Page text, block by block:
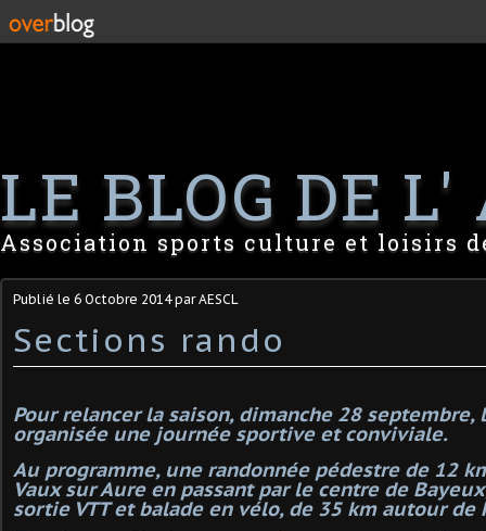
LE BLOG DE L'
Association sports culture et loisirs
Publié le 6 Octobre 2014par AESCL
Sections rando
Pour relancer la saison, dimanche 28 septembre,
organisée une journée sportive et conviviale.
Au programme, une randonnée pédestre de 12
Vaux sur Aure en passant par le centre de
sortie VTT et balade en vélo, de 35 km autour de